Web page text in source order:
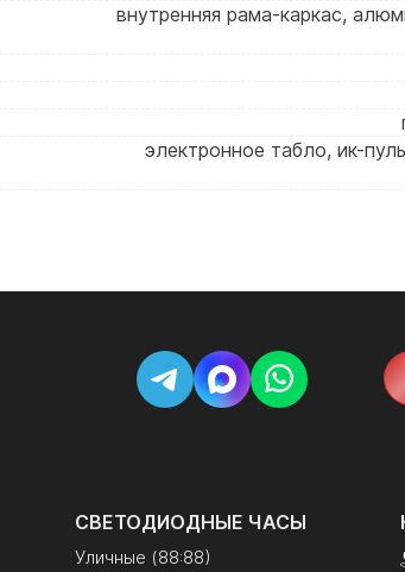
внутренняя рама-каркас,
электронное табло, ик-
СВЕТОДИОДНЫЕ ЧАСЫ
Уличные (88:88)